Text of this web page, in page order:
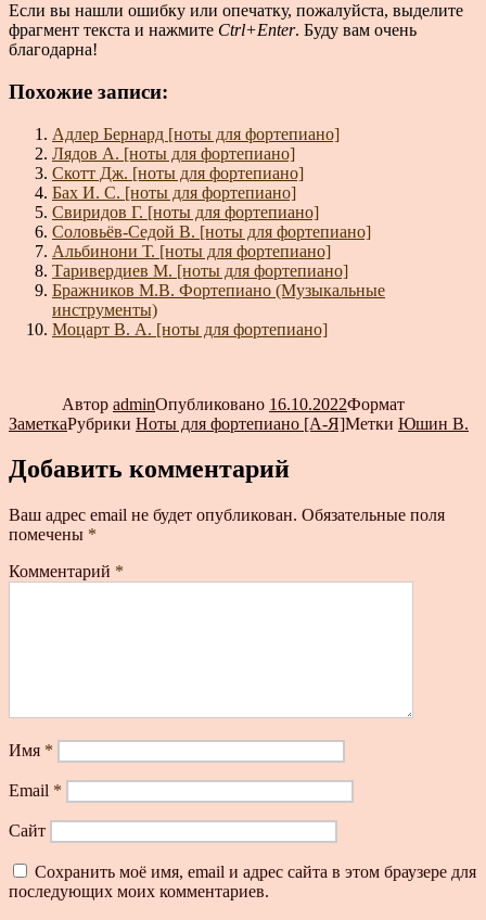
Если вы нашли ошибку или опечатку, пожалуйста, выделите
фрагмент текста и нажмите Ctrl+Enter. Буду вам очень
благодарна!
Похожие записи:
Адлер Бернард [ноты для фортепиано]
Лядов А. [ноты для фортепиано]
Скотт Дж. [ноты для фортепиано]
Бах И. С. [ноты для фортепиано]
Свиридов Г. [ноты для фортепиано]
Соловьёв-Седой В. [ноты для фортепиано]
Альбинони Т. [ноты для фортепиано]
Таривердиев М. [ноты для фортепиано]
Бражников М.В. Фортепиано (Музыкальные
инструменты)
Моцарт В. А. [ноты для фортепиано]
Автор adminОпубликовано 16.10.2022Формат
ЗаметкаРубрики Ноты для фортепиано [А-Я]Метки Юшин В.
Добавить комментарий
Ваш адрес email не будет опубликован. Обязательные поля
помечены *
Комментарий *
Имя *
Email *
Сайт
Сохранить моё имя, email и адрес сайта в этом браузере для
последующих моих комментариев.